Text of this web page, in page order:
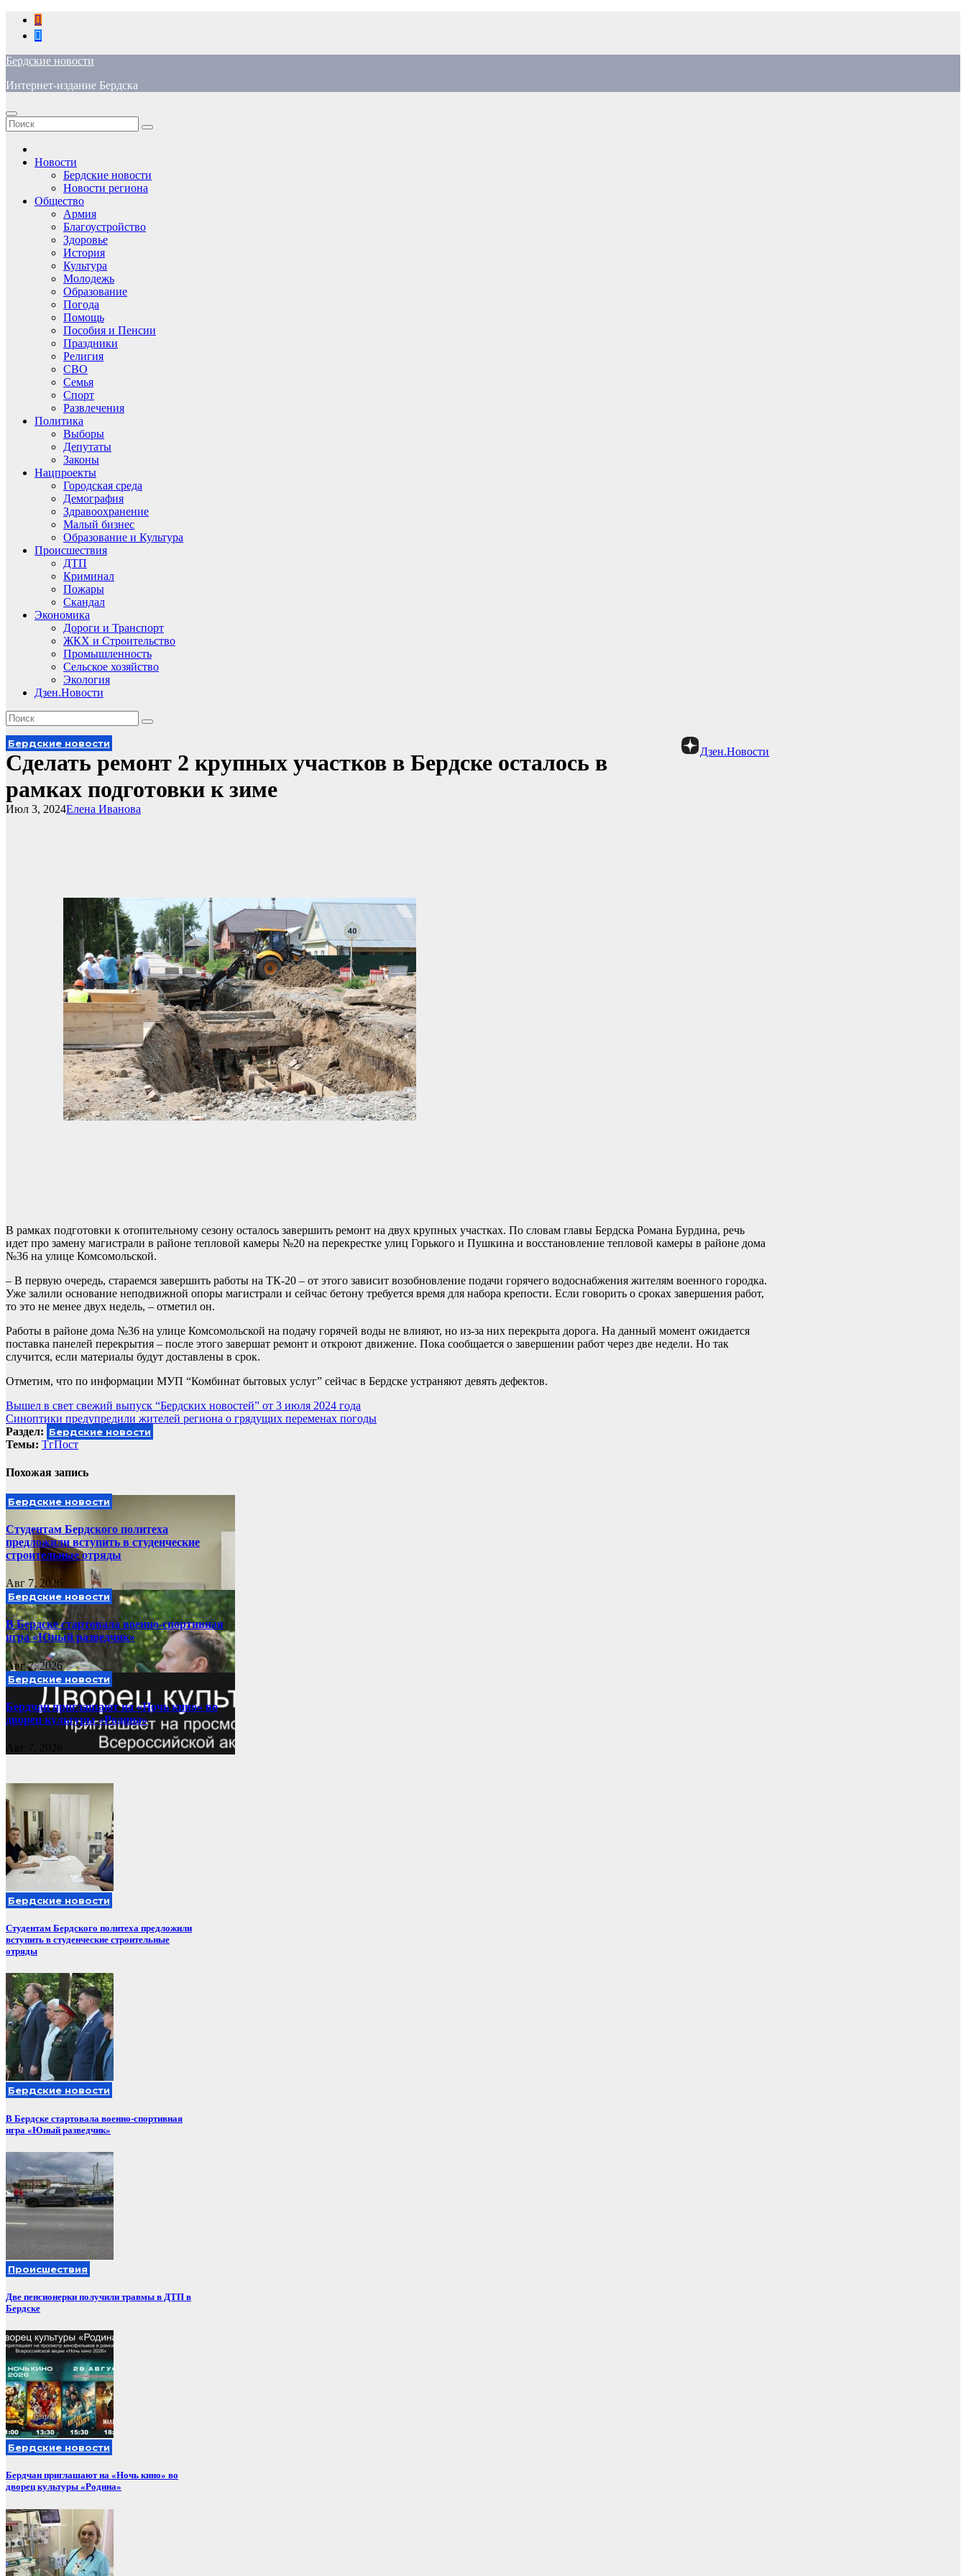
Перейти
содержимому
Бердские новости
Интернет-издание Бердска
Новости
Бердские новости
Новости региона
Общество
Армия
Благоустройство
Здоровье
История
Культура
Молодежь
Образование
Погода
Помощь
Пособия и Пенсии
Праздники
Религия
СВО
Семья
Спорт
Развлечения
Политика
Выборы
Депутаты
Законы
Нацпроекты
Городская среда
Демография
Здравоохранение
Малый бизнес
Образование и Культура
Происшествия
ДТП
Криминал
Пожары
Скандал
Экономика
Дороги и Транспорт
ЖКХ и Строительство
Промышленность
Сельское хозяйство
Экология
Дзен.Новости
Дзен.Новости
Бердские новости
Сделать ремонт 2 крупных участков в Бердске осталось в
рамках подготовки к зиме
Елена Иванова
Июл 3, 2024
В рамках подготовки к отопительному сезону осталось завершить ремонт на двух крупных участках. По словам главы Бердска Романа Бурдина, речь
идет про замену магистрали в районе тепловой камеры №20 на перекрестке улиц Горького и Пушкина и восстановление тепловой камеры в районе дома
№36 на улице Комсомольской.
– В первую очередь, стараемся завершить работы на ТК-20 – от этого зависит возобновление подачи горячего водоснабжения жителям военного городка.
Уже залили основание неподвижной опоры магистрали и сейчас бетону требуется время для набора крепости. Если говорить о сроках завершения работ,
то это не менее двух недель, – отметил он.
Работы в районе дома №36 на улице Комсомольской на подачу горячей воды не влияют, но из-за них перекрыта дорога. На данный момент ожидается
поставка панелей перекрытия – после этого завершат ремонт и откроют движение. Пока сообщается о завершении работ через две недели. Но так
случится, если материалы будут доставлены в срок.
Отметим, что по информации МУП “Комбинат бытовых услуг” сейчас в Бердске устраняют девять дефектов.
Навигация
по
записям
Вышел в свет свежий выпуск “Бердских новостей” от 3 июля 2024 года
Синоптики предупредили жителей региона о грядущих переменах погоды
Раздел: Бердские новости
Темы: ТгПост
Похожая запись
Бердские новости
Студентам Бердского политеха
предложили вступить в студенческие
строительные отряды
Авг 7, 2026
Бердские новости
В Бердске стартовала военно-спортивная
игра «Юный разведчик»
Авг 7, 2026
Бердские новости
Бердчан приглашают на «Ночь кино» во
дворец культуры «Родина»
Авг 7, 2026
Бердские новости
Студентам Бердского политеха предложили
вступить в студенческие строительные
отряды
Бердские новости
В Бердске стартовала военно-спортивная
игра «Юный разведчик»
Происшествия
Две пенсионерки получили травмы в ДТП в
Бердске
Бердские новости
Бердчан приглашают на «Ночь кино» во
дворец культуры «Родина»